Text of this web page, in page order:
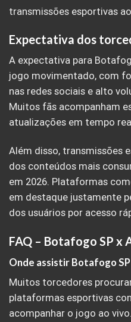
transmissões esportivas
Expectativa dos
A expectativa para
jogo movimentado, com
nas redes sociais e alto
Muitos fãs acompanham
atualizações em tempo
Além disso, transmissões
dos conteúdos mais
em 2026. Plataformas
em destaque justamente
dos usuários por acesso
FAQ – Botafogo SP x
Onde assistir Botafogo
Muitos torcedores
plataformas esportivas
acompanhar o jogo ao vivo.